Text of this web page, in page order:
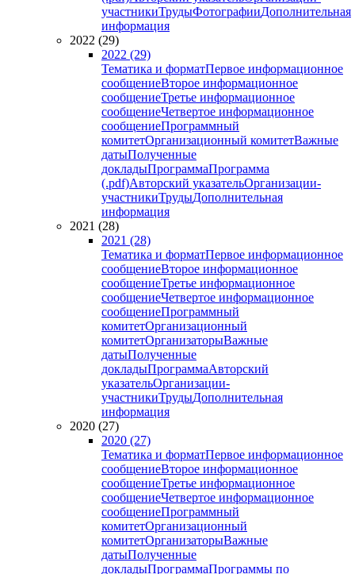
участникиТрудыФотографииДополнительная
информация
2022 (29)
2022 (29)
Тематика и форматПервое информационное
сообщениеВторое информационное
сообщениеТретье информационное
сообщениеЧетвертое информационное
сообщениеПрограммный
комитетОрганизационный комитетВажные
датыПолученные
докладыПрограммаПрограмма
(.pdf)Авторский указательОрганизации-
участникиТрудыДополнительная
информация
2021 (28)
2021 (28)
Тематика и форматПервое информационное
сообщениеВторое информационное
сообщениеТретье информационное
сообщениеЧетвертое информационное
сообщениеПрограммный
комитетОрганизационный
комитетОрганизаторыВажные
датыПолученные
докладыПрограммаАвторский
указательОрганизации-
участникиТрудыДополнительная
информация
2020 (27)
2020 (27)
Тематика и форматПервое информационное
сообщениеВторое информационное
сообщениеТретье информационное
сообщениеЧетвертое информационное
сообщениеПрограммный
комитетОрганизационный
комитетОрганизаторыВажные
датыПолученные
докладыПрограммаПрограммы по